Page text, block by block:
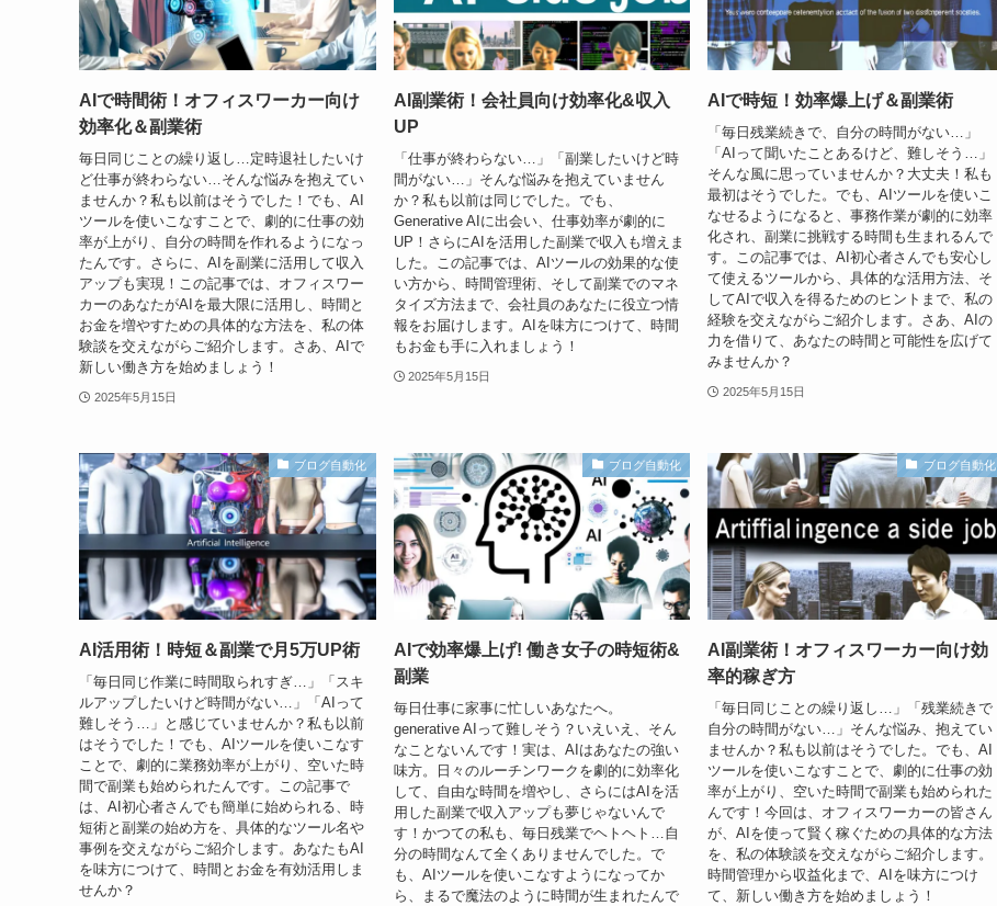
AIで時間術！オフィスワーカー向け
効率化＆副業術
毎日同じことの繰り返し…定時退社したいけ
ど仕事が終わらない…そんな悩みを抱えてい
ませんか？私も以前はそうでした！でも、AI
ツールを使いこなすことで、劇的に仕事の効
率が上がり、自分の時間を作れるようになっ
たんです。さらに、AIを副業に活用して収入
アップも実現！この記事では、オフィスワー
カーのあなたがAIを最大限に活用し、時間と
お金を増やすための具体的な方法を、私の体
験談を交えながらご紹介します。さあ、AIで
新しい働き方を始めましょう！
2025年5月15日
AI副業術！会社員向け効率化&収入
UP
「仕事が終わらない…」「副業したいけど時
間がない…」そんな悩みを抱えていません
か？私も以前は同じでした。でも、
Generative AIに出会い、仕事効率が劇的に
UP！さらにAIを活用した副業で収入も増えま
した。この記事では、AIツールの効果的な使
い方から、時間管理術、そして副業でのマネ
タイズ方法まで、会社員のあなたに役立つ情
報をお届けします。AIを味方につけて、時間
もお金も手に入れましょう！
2025年5月15日
AIで時短！効率爆上げ＆副業術
「毎日残業続きで、自分の時間がない…」
「AIって聞いたことあるけど、難しそう…」
そんな風に思っていませんか？大丈夫！私も
最初はそうでした。でも、AIツールを使いこ
なせるようになると、事務作業が劇的に効率
化され、副業に挑戦する時間も生まれるんで
す。この記事では、AI初心者さんでも安心し
て使えるツールから、具体的な活用方法、そ
してAIで収入を得るためのヒントまで、私の
経験を交えながらご紹介します。さあ、AIの
力を借りて、あなたの時間と可能性を広げて
みませんか？
2025年5月15日
ブログ自動化
AI活用術！時短＆副業で月5万UP術
「毎日同じ作業に時間取られすぎ…」「スキ
ルアップしたいけど時間がない…」「AIって
難しそう…」と感じていませんか？私も以前
はそうでした！でも、AIツールを使いこなす
ことで、劇的に業務効率が上がり、空いた時
間で副業も始められたんです。この記事で
は、AI初心者さんでも簡単に始められる、時
短術と副業の始め方を、具体的なツール名や
事例を交えながらご紹介します。あなたもAI
を味方につけて、時間とお金を有効活用しま
せんか？
ブログ自動化
AIで効率爆上げ! 働き女子の時短術&
副業
毎日仕事に家事に忙しいあなたへ。
generative AIって難しそう？いえいえ、そん
なことないんです！実は、AIはあなたの強い
味方。日々のルーチンワークを劇的に効率化
して、自由な時間を増やし、さらにはAIを活
用した副業で収入アップも夢じゃないんで
す！かつての私も、毎日残業でヘトヘト…自
分の時間なんて全くありませんでした。で
も、AIツールを使いこなすようになってか
ら、まるで魔法のように時間が生まれたんで
ブログ自動化
AI副業術！オフィスワーカー向け効
率的稼ぎ方
「毎日同じことの繰り返し…」「残業続きで
自分の時間がない…」そんな悩み、抱えてい
ませんか？私も以前はそうでした。でも、AI
ツールを使いこなすことで、劇的に仕事の効
率が上がり、空いた時間で副業も始められた
んです！今回は、オフィスワーカーの皆さん
が、AIを使って賢く稼ぐための具体的な方法
を、私の体験談を交えながらご紹介します。
時間管理から収益化まで、AIを味方につけ
て、新しい働き方を始めましょう！